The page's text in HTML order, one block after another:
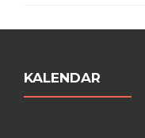
KALENDAR